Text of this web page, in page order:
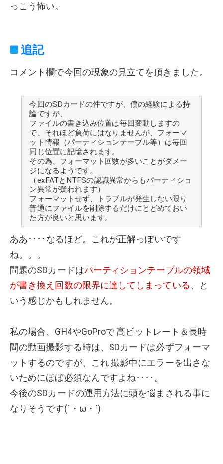
っこう怖い。
追記
コメント欄で今回の現象の見立てを頂きました。
今回のSDカードの件ですが、僕の経験による持
論ですが、
ファイルの書き込み位置は毎回変動しますの
で、それほど負荷にはなりませんが、フォーマ
ット情報（パーティションテーブル等）は毎回
同じ位置に記憶されます。
その為、フォーマット回数が多いことがダメー
ジになるようです。
（exFATとNTFSの認識異常からもパーティショ
ン異常が疑われます）
フォーマットせず、トラブルが発生しない限り
普通にファイルを削除するだけにとどめておい
た方が良いと思います。
ああ････なるほど。これが正解っぽいです
ね。。。
問題のSDカードはパーティションテーブルの領域
が書き換え回数の限界に達してしまっている 、と
いう感じかもしれません。
私の場合、GH4やGoProで 高ビットレート＆長時
間の動画撮影する時は、SDカードは必ずフォーマ
ットするのですが、これ 撮影中にエラーを出さな
いためにほぼ必須なんですよね････。
今後のSDカードの運用方法に頭を悩まされる事に
なりそうです(´・ω・`)